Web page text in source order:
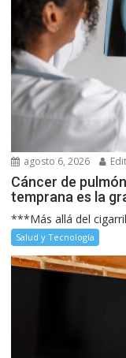
agosto 6, 2026
Cáncer de
temprana es la
***Más allá del
Salud y Tecnología